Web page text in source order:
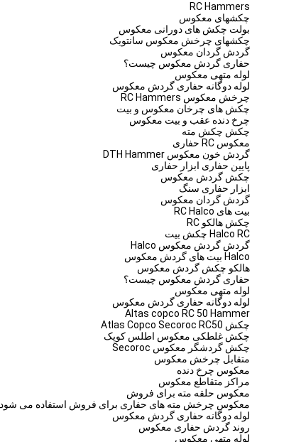
RC Hammers
چکشهای معکوس
بولت چکش های دورانی معکوس
چکشهای چرخش معکوس سانتویک
گردش گردان معکوس
حفاری گردش معکوس چیست؟
لوله متهی معکوس
لوله دوگانه حفاری گردش معکوس
چرخش معکوس RC Hammers
چکش های چرخان معکوس و بیت
چرخ دنده عقب و بیت معکوس
چکش چکش مته
معکوس RC حفاری
گردش خون معکوس DTH Hammer
پایین حفاری ابزار حفاری
چکش گردش معکوس
ابزار حفاری سنگ
گردش گردان معکوس
بیت های RC Halco
چکش هالکو RC
Halco RC چکش بیت
گردش گردش معکوس Halco
Halco بیت های گردش معکوس
هالکو چکش گردش معکوس
حفاری گردش معکوس چیست؟
لوله متهی معکوس
لوله دوگانه حفاری گردش معکوس
Altas copco RC 50 Hammer
چکش Atlas Copco Secoroc RC50
چکش غلطکی معکوس اطلس کوپک
چکش گردشگر معکوس Secoroc
متقابل چرخش معکوس
معکوس چرخ دنده
مراکز متقاطع معکوس
معکوس حلقه مته برای فروش
معکوس چرخش مته های حفاری برای فروش استفاده می شود
لوله دوگانه حفاری گردش معکوس
روند گردش حفاری معکوس
لوله متهی معکوس